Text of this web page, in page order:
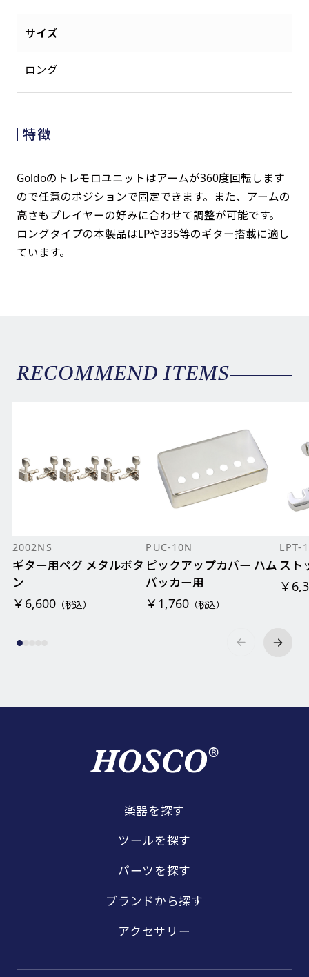
サイズ
ロング
特徴
Goldoのトレモロユニットはアームが360度回転します
ので任意のポジションで固定できます。また、アームの
高さもプレイヤーの好みに合わせて調整が可能です。
ロングタイプの本製品はLPや335等のギター搭載に適し
ています。
RECOMMEND ITEMS
2002NS
ギター用ペグ メタルボタ
ン
￥6,600（税込）
PUC-10N
ピックアップカバー ハム
バッカー用
￥1,760 （税込）
LPT-
スト
￥
楽器を探す
ツールを探す
パーツを探す
ブランドから探す
アクセサリー